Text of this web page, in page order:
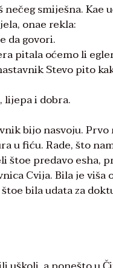
nečeg smiješna.
onae rekla:
da govori.
pitala oćemo li
Stevo pito
i dobra.
bijo nasvoju.
u fiću. Rade, što
štoe predavo esha,
Cvija. Bila je
bila udata za